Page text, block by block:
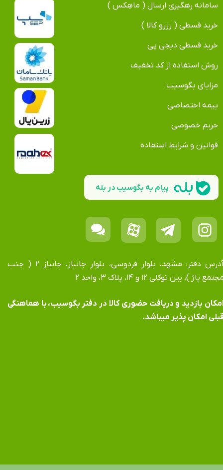
سامانه رهگیری ارسال ( ماهِکس )
خرید قسطی ( رزرو کالا )
خرید قسطی دیجی پی
روش استفاده از کد تخفیف
مزایای بگوسیب
بیمه اختصاصی
حریم خصوصی
قوانین و شرایط استفاده
آدرس دفتر: مشهد، بلوار فردوسی، بلوار جانباز، جانباز ۲ ( جنب
پاژ )، بین توکلی ۱۲ و ۱۴، پلاک ۳، واحد ۲
بازدید و دریافت حضوری کالا در دفتر بگوسیب، با هماهنگی
امکان پذیر میباشد.
پیام به بگوسیب در بله